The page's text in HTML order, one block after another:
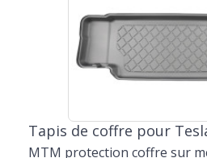
Tapis de coffre pour
MTM protection coffre sur